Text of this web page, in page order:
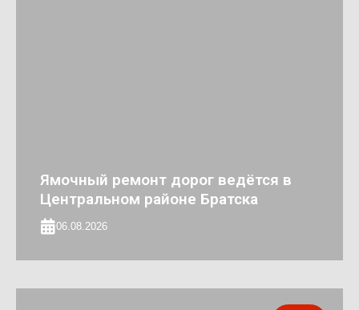
Ямочный ремонт дорог ведётся в
Центральном районе Братска
06.08.2026